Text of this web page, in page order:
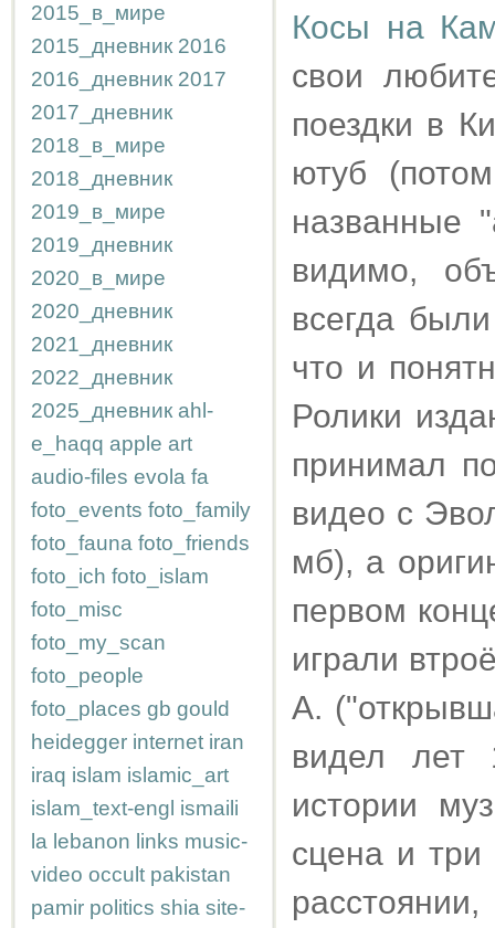
2015_в_мире
2015_дневник 2016
2016_дневник 2017
2017_дневник
2018_в_мире
2018_дневник
2019_в_мире
2019_дневник
2020_в_мире
2020_дневник
2021_дневник
2022_дневник
2025_дневник ahl-
e_haqq apple art
audio-files evola fa
foto_events foto_family
foto_fauna foto_friends
foto_ich foto_islam
foto_misc
foto_my_scan
foto_people
foto_places gb gould
heidegger internet iran
iraq islam islamic_art
islam_text-engl ismaili
la lebanon links music-
video occult pakistan
pamir politics shia site-
Косы на
свои
поездки в
ютуб
названные
видимо,
всегда
что и
Ролики
принимал
видео с
мб), а
первом
играли
А.
видел лет
истории
сцена и три